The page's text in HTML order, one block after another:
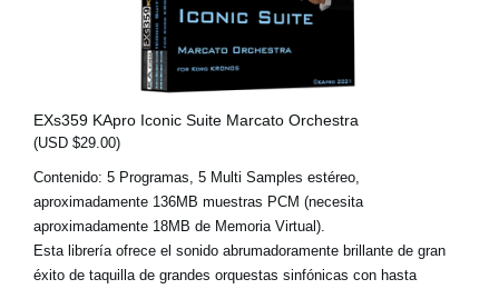
EXs359 KApro Iconic Suite Marcato Orchestra
(USD $29.00)
Contenido: 5 Programas, 5 Multi Samples estéreo,
aproximadamente 136MB muestras PCM (necesita
aproximadamente 18MB de Memoria Virtual).
Esta librería ofrece el sonido abrumadoramente brillante de gran
éxito de taquilla de grandes orquestas sinfónicas con hasta